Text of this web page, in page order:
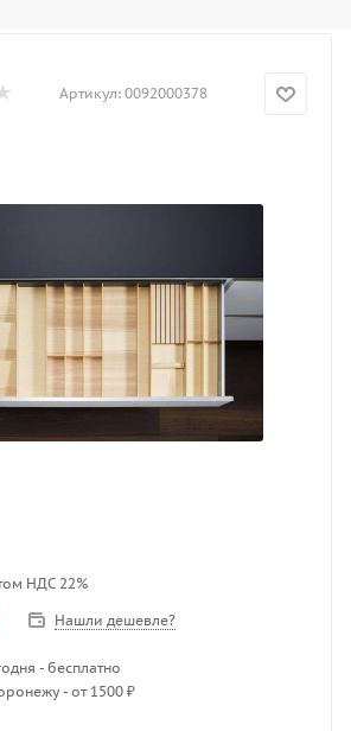
Артикул: 0092000378
НДС 22%
Нашли дешевле?
- бесплатно
- от 1500 ₽